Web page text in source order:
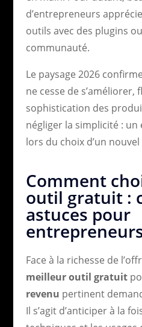
d’entrepreneurs
outils avec des plugins
communauté.
Le paysage 2026
ne cesse de
sophistication des
négliger la simplicité :
lors du choix d’un
Comment
outil gratuit :
astuces pour
Face à la richesse de
meilleur outil gratuit
revenu pertinent
Il s’agit d’anticiper à la